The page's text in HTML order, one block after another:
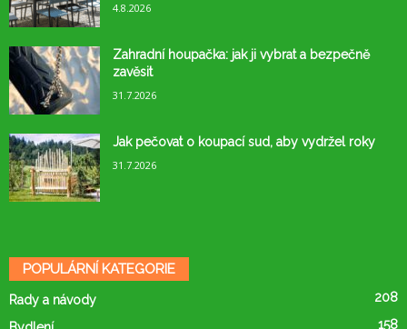
4.8.2026
Zahradní houpačka: jak ji vybrat a bezpečně
zavěsit
31.7.2026
Jak pečovat o koupací sud, aby vydržel roky
31.7.2026
POPULÁRNÍ KATEGORIE
Rady a návody 208
158